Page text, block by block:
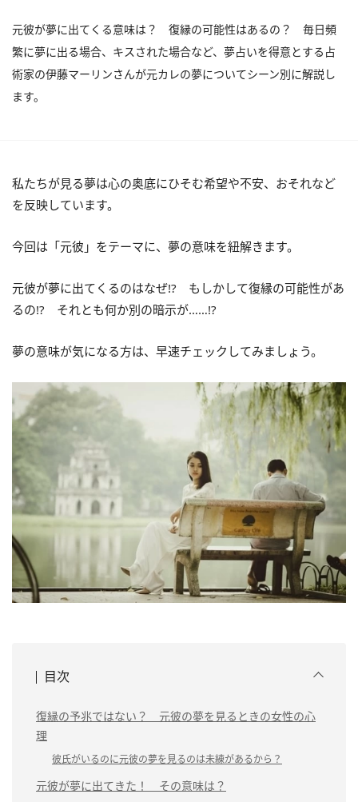
元彼が夢に出てくる意味は？ 復縁の可能性はあるの？ 毎日頻
繁に夢に出る場合、キスされた場合など、夢占いを得意とする占
術家の伊藤マーリンさんが元カレの夢についてシーン別に解説し
ます。
私たちが見る夢は心の奥底にひそむ希望や不安、おそれなど
を反映しています。
今回は「元彼」をテーマに、夢の意味を紐解きます。
元彼が夢に出てくるのはなぜ!? もしかして復縁の可能性があ
るの!? それとも何か別の暗示が……!?
夢の意味が気になる方は、早速チェックしてみましょう。
目次
復縁の予兆ではない？ 元彼の夢を見るときの女性の心
理
彼氏がいるのに元彼の夢を見るのは未練があるから？
元彼が夢に出てきた！ その意味は？